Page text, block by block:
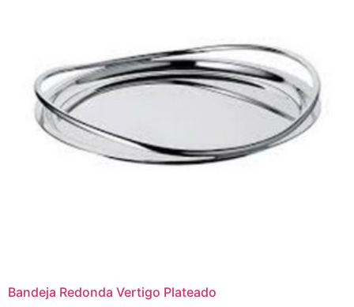
Bandeja Redonda Vertigo Plateado